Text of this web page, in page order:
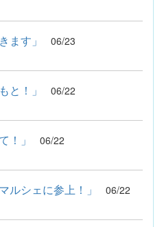
ます」 06/23
と！」 06/22
！」 06/22
ルシェに参上！」 06/22